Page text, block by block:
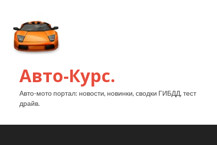
Авто-Курс.
Авто-мото портал: новости, новинки, сводки ГИБДД, тест
драйв.